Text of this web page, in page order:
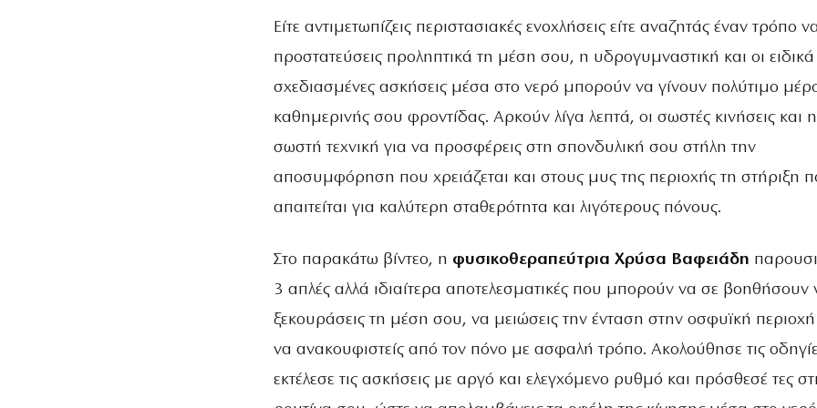
Είτε αντιμετωπίζεις περιστασιακές ενοχλήσεις είτε αναζητάς έναν τρόπο
προστατεύσεις προληπτικά τη μέση σου, η υδρογυμναστική και οι ειδικά
σχεδιασμένες ασκήσεις μέσα στο νερό μπορούν να γίνουν πολύτιμο
καθημερινής σου φροντίδας. Αρκούν λίγα λεπτά, οι σωστές κινήσεις και η
σωστή τεχνική για να προσφέρεις στη σπονδυλική σου στήλη την
αποσυμφόρηση που χρειάζεται και στους μυς της περιοχής τη στήριξη
απαιτείται για καλύτερη σταθερότητα και λιγότερους πόνους.
Στο παρακάτω βίντεο, η φυσικοθεραπεύτρια Χρύσα Βαφειάδη
3 απλές αλλά ιδιαίτερα αποτελεσματικές που μπορούν να σε βοηθήσουν
ξεκουράσεις τη μέση σου, να μειώσεις την ένταση στην οσφυϊκή περιοχή
να ανακουφιστείς από τον πόνο με ασφαλή τρόπο. Ακολούθησε τις
εκτέλεσε τις ασκήσεις με αργό και ελεγχόμενο ρυθμό και πρόσθεσέ τες